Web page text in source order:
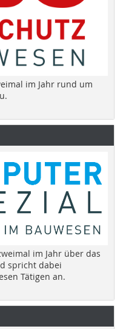
im Jahr rund um
im Jahr über das
spricht dabei
Tätigen an.